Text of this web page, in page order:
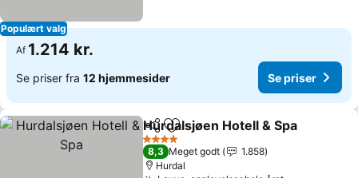
Populært valg
Af 1.214 kr.
Se priser fra 12 hjemmesider Se priser
Del Føj til favoritter
Hurdalsjøen Hotell & Spa
4 Stjerner
8,3 Meget godt
1.858
Hurdal